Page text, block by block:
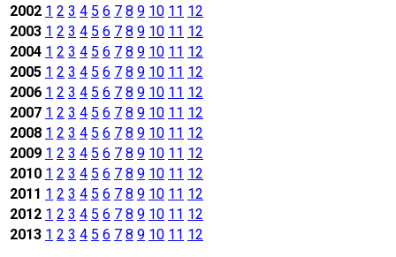
2002 1 2 3 4 5 6 7 8 9 10 11 12
2003 1 2 3 4 5 6 7 8 9 10 11 12
2004 1 2 3 4 5 6 7 8 9 10 11 12
2005 1 2 3 4 5 6 7 8 9 10 11 12
2006 1 2 3 4 5 6 7 8 9 10 11 12
2007 1 2 3 4 5 6 7 8 9 10 11 12
2008 1 2 3 4 5 6 7 8 9 10 11 12
2009 1 2 3 4 5 6 7 8 9 10 11 12
2010 1 2 3 4 5 6 7 8 9 10 11 12
2011 1 2 3 4 5 6 7 8 9 10 11 12
2012 1 2 3 4 5 6 7 8 9 10 11 12
2013 1 2 3 4 5 6 7 8 9 10 11 12